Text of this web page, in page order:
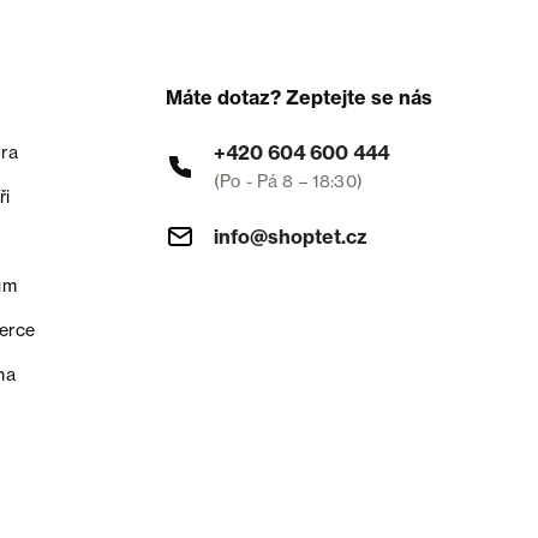
Máte dotaz? Zeptejte se nás
+420 604 600 444
(Po - Pá 8 – 18:30)
info@shoptet.cz